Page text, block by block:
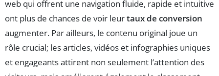
web qui offrent une navigation fluide, rapide et intuitive
ont plus de chances de voir leurtaux de conversion
augmenter. Par ailleurs, le contenu original joue un
rôle crucial; les articles, vidéos et infographies uniques
et engageants attirent non seulement l’attention des